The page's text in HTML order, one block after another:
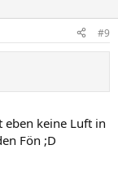
#9
eben keine Luft in
Fön ;D